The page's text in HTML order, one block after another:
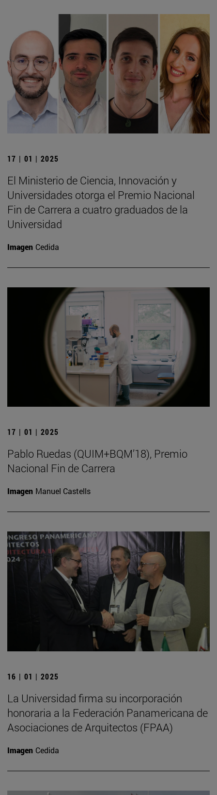
17 | 01 | 2025
El Ministerio de Ciencia, Innovación y
Universidades otorga el Premio Nacional
Fin de Carrera a cuatro graduados de la
Universidad
Imagen Cedida
17 | 01 | 2025
Pablo Ruedas (QUIM+BQM’18), Premio
Nacional Fin de Carrera
Imagen Manuel Castells
16 | 01 | 2025
La Universidad firma su incorporación
honoraria a la Federación Panamericana de
Asociaciones de Arquitectos (FPAA)
Imagen Cedida